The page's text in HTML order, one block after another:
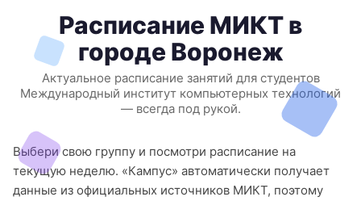
Расписание МИКТ в
городе Воронеж
Актуальное расписание занятий для студентов
Международный институт компьютерных технологий
— всегда под рукой.
Выбери свою группу и посмотри расписание на
текущую неделю. «Кампус» автоматически получает
данные из официальных источников МИКТ, поэтому